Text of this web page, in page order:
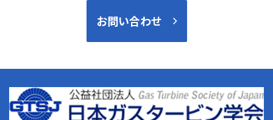
お問い合わせ